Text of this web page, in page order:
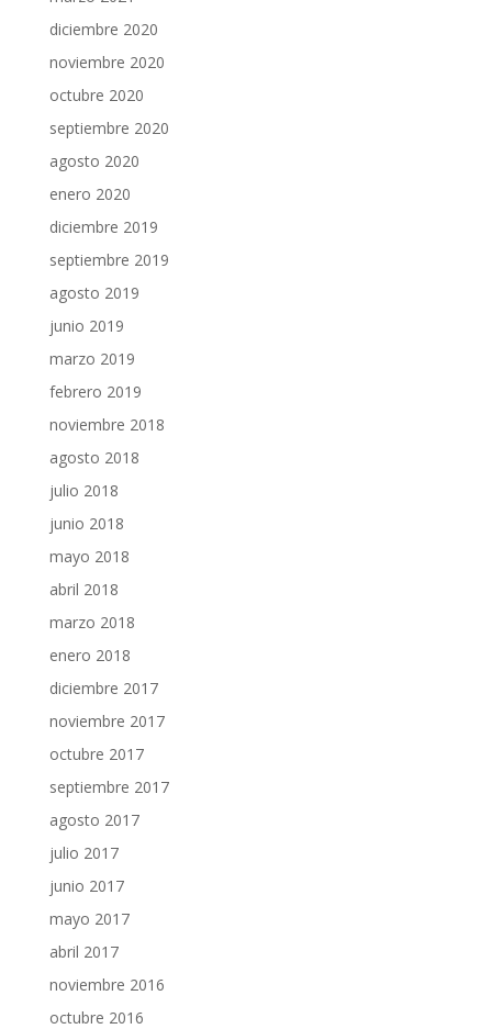
diciembre 2020
noviembre 2020
octubre 2020
septiembre 2020
agosto 2020
enero 2020
diciembre 2019
septiembre 2019
agosto 2019
junio 2019
marzo 2019
febrero 2019
noviembre 2018
agosto 2018
julio 2018
junio 2018
mayo 2018
abril 2018
marzo 2018
enero 2018
diciembre 2017
noviembre 2017
octubre 2017
septiembre 2017
agosto 2017
julio 2017
junio 2017
mayo 2017
abril 2017
noviembre 2016
octubre 2016